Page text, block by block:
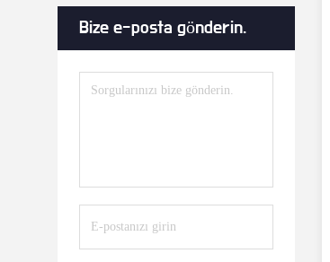
Bize e-posta gönderin.